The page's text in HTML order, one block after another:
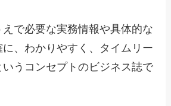
で必要な実務情報や具体的な
、わかりやすく、タイムリー
うコンセプトのビジネス誌で